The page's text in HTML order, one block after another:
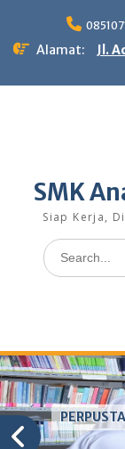
contentAlamat:
Jl.
SMK
Siap Kerja,
Search
for: